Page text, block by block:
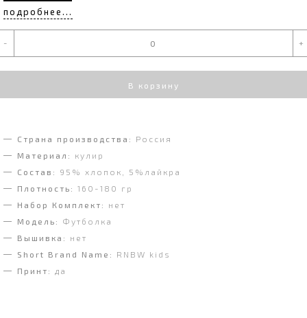
подробнее...
- +
В корзину
Страна производства:
Россия
Материал:
кулир
Состав:
95% хлопок, 5%лайкра
Плотность: 160-180 гр
Набор Комплект:
нет
Модель:
Футболка
Вышивка:
нет
Short Brand Name:
RNBW kids
Принт:
да